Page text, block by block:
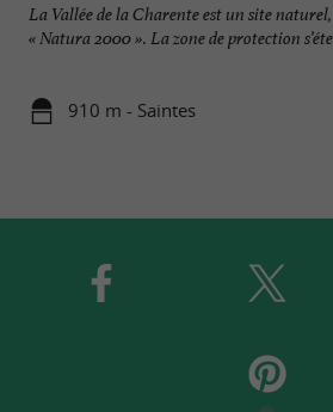
La Vallée de la Charente est un site naturel,
« Natura 2000 ». La zone de protection
910 m - Saintes